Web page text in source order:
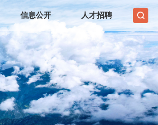
信息公开 人才招聘